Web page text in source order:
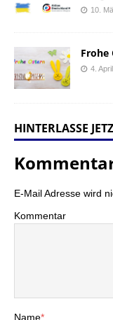
10.
Frohe
4.
HINTERLASSE
E-Mail Adresse wird
Kommentar
Name*